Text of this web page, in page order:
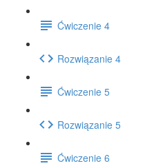
Ćwiczenie 4
Rozwiązanie 4
Ćwiczenie 5
Rozwiązanie 5
Ćwiczenie 6